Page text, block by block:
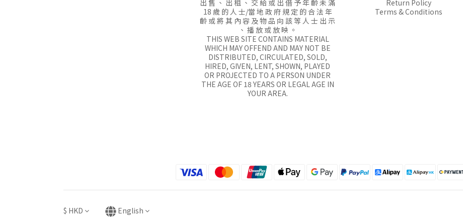
出 售 、 出 租 、 交 給 或 出 借 予 年 齡 未 滿
18 歲 的 人 士/當 地 政 府 規 定 的 合 法 年
齡 或 將 其 內 容 及 物 品 向 該 等 人 士 出 示
、 播 放 或 放 映 。
THIS WEB SITE CONTAINS MATERIAL
WHICH MAY OFFEND AND MAY NOT BE
DISTRIBUTED, CIRCULATED, SOLD,
HIRED, GIVEN, LENT, SHOWN, PLAYED
OR PROJECTED TO A PERSON UNDER
THE AGE OF 18 YEARS OR LEGAL AGE IN
YOUR AREA.
Return Policy
Terms & Conditions
$ HKD English